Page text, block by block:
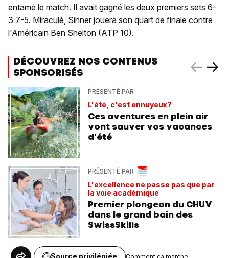
entamé le match. Il avait gagné les deux premiers sets 6-
3 7-5. Miraculé, Sinner jouera son quart de finale contre
l'Américain Ben Shelton (ATP 10).
DÉCOUVREZ NOS CONTENUS
SPONSORISÉS
PRÉSENTÉ PAR
L'été, c'est ennuyeux?
Ces aventures en plein air
vont sauver vos vacances
d'été
PRÉSENTÉ PAR
L'excellence ne passe pas que par
la voie académique
Premier plongeon du CHUV
dans le grand bain des
SwissSkills
Source privilégiée Comment ça marche